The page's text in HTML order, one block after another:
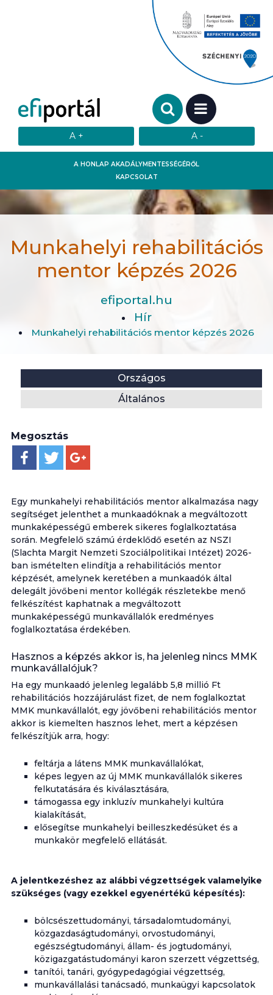
A HONLAP AKADÁLYMENTESSÉGÉRŐL
KAPCSOLAT
Keresendő szó:
MENÜ
Munkahelyi rehabilitációs
mentor képzés 2026
efiportal.hu
Hír
Munkahelyi rehabilitációs mentor képzés 2026
Országos
Általános
Megosztás
Egy munkahelyi rehabilitációs mentor alkalmazása nagy
segítséget jelenthet a munkaadóknak a megváltozott
munkaképességű emberek sikeres foglalkoztatása
során. Megfelelő számú érdeklődő esetén az NSZI
(Slachta Margit Nemzeti Szociálpolitikai Intézet) 2026-
ban ismételten elindítja a rehabilitációs mentor
képzését, amelynek keretében a munkaadók által
delegált jövőbeni mentor kollégák részletekbe menő
felkészítést kaphatnak a megváltozott
munkaképességű munkavállalók eredményes
foglalkoztatása érdekében.
Hasznos a képzés akkor is, ha jelenleg nincs MMK
munkavállalójuk?
Ha egy munkaadó jelenleg legalább 5,8 millió Ft
rehabilitációs hozzájárulástfizet, de nem foglalkoztat
MMK munkavállalót, egy jövőbeni rehabilitációs mentor
akkor is kiemelten hasznos lehet, mert a képzésen
felkészítjük arra, hogy:
feltárja a látens MMK munkavállalókat,
képes legyen az új MMK munkavállalók sikeres
felkutatására és kiválasztására,
támogassa egy inkluzív munkahelyi kultúra
kialakítását,
elősegítse munkahelyi beilleszkedésüket és a
munkakör megfelelő ellátását.
A jelentkezéshez az alábbi végzettségek valamelyike
szükséges (vagy ezekkel egyenértékű képesítés):
bölcsészettudományi, társadalomtudományi,
közgazdaságtudományi, orvostudományi,
egészségtudományi, állam- és jogtudományi,
közigazgatástudományi karon szerzett végzettség,
tanítói, tanári, gyógypedagógiai végzettség,
munkavállalási tanácsadó, munkaügyi kapcsolatok